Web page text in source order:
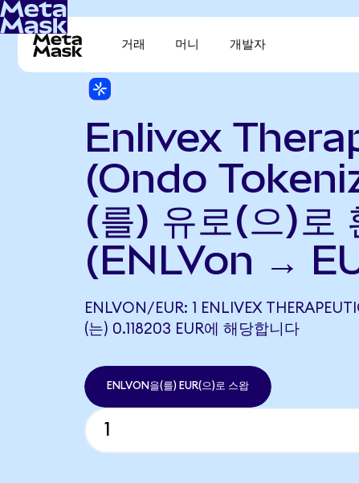
거래 머니 개발자
Enlivex
(Ondo
(를) 유로(으)로
(ENLVon →
ENLVON/EUR: 1 ENLIVEX
(는) 0.118203 EUR에 해당합니다
ENLVON을(를) EUR(으)로 스왑